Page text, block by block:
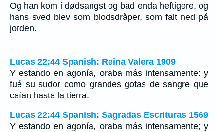
Og han kom i dødsangst og bad enda heftigere, og
hans sved blev som blodsdråper, som falt ned på
jorden.
Lucas 22:44 Spanish: Reina Valera 1909
Y estando en agonía, oraba más intensamente: y
fué su sudor como grandes gotas de sangre que
caían hasta la tierra.
Lucas 22:44 Spanish: Sagradas Escrituras 1569
Y estando en agonía, oraba más intensamente; y